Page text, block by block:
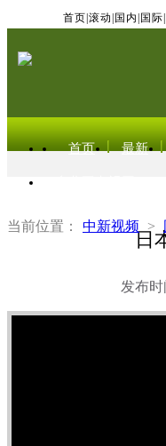
首页 滚动 国内 国际
首页 最新
当前位置： 中新视频 >
日
发布时